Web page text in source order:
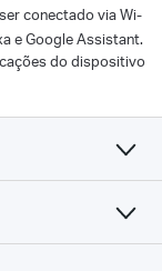
conectado via Wi-
e Google Assistant.
do dispositivo